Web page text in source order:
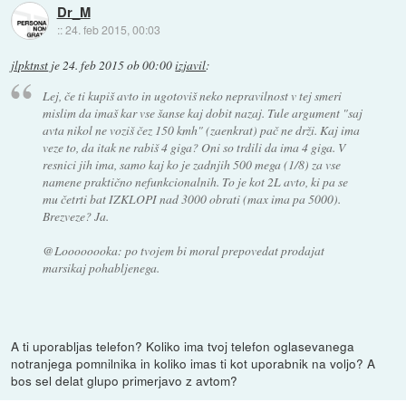
Dr_M
::24. feb 2015, 00:03
jlpktnst je24. feb 2015 ob 00:00izjavil:
Lej, če ti kupiš avto in ugotoviš neko nepravilnost v tej smeri
mislim da imaš kar vse šanse kaj dobit nazaj. Tule argument "saj
avta nikol ne voziš čez 150 kmh" (zaenkrat) pač ne drži. Kaj ima
veze to, da itak ne rabiš 4 giga? Oni so trdili da ima 4 giga. V
resnici jih ima, samo kaj ko je zadnjih 500 mega (1/8) za vse
namene praktično nefunkcionalnih. To je kot 2L avto, ki pa se
mu četrti bat IZKLOPI nad 3000 obrati (max ima pa 5000).
Brezveze? Ja.
@Loooooooka: po tvojem bi moral prepovedat prodajat
marsikaj pohabljenega.
A ti uporabljas telefon? Koliko ima tvoj telefon oglasevanega
notranjega pomnilnika in koliko imas ti kot uporabnik na voljo? A
bos sel delat glupo primerjavo z avtom?